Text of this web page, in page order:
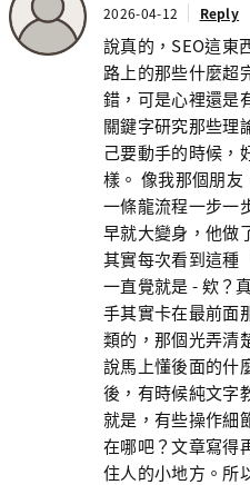
2026-04-12 Reply
說真的，SEO這東
路上的那些什麼超
錯，可是心裡還
關鍵字研究那些理
己要動手的時候，
樣。 像我那個朋
一條龍流程一步一
早就大變身，他做
其實每次看到這種
一直覺就是 - 欸？
手其實卡在最前面
類的，那個光弄清
說馬上懂後面的什
後，有時候純文字
就是，有些操作細
在哪吧？文章寫得
住人的小地方。所